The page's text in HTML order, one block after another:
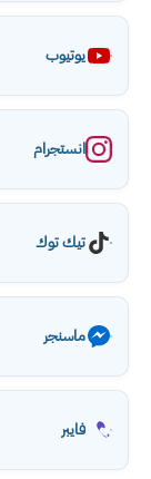
يوتيوب
انستجرام
تيك توك
ماسنجر
فايبر